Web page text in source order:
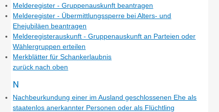
Melderegister - Gruppenauskunft beantragen
Melderegister - Übermittlungssperre bei Alters- und
Ehejubiläen beantragen
Melderegisterauskunft - Gruppenauskunft an Parteien oder
Wählergruppen erteilen
Merkblätter für Schankerlaubnis
zurück nach oben
N
Nachbeurkundung einer im Ausland geschlossenen Ehe als
staatenlos anerkannter Personen oder als Flüchtling